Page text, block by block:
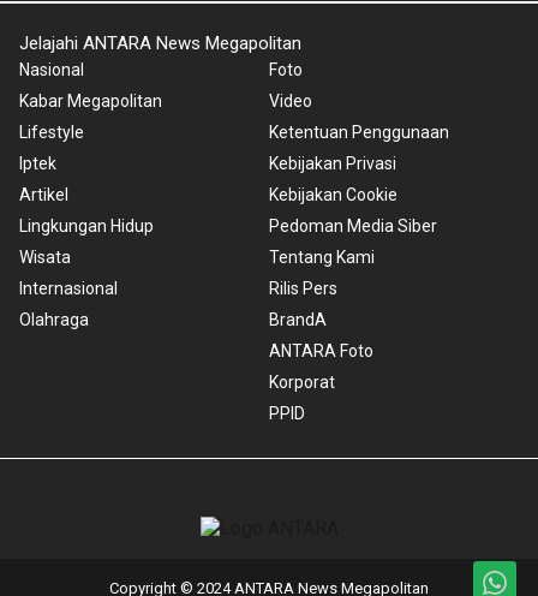
Jelajahi ANTARA News Megapolitan
Nasional
Kabar Megapolitan
Lifestyle
Iptek
Artikel
Lingkungan Hidup
Wisata
Internasional
Olahraga
Foto
Video
Ketentuan Penggunaan
Kebijakan Privasi
Kebijakan Cookie
Pedoman Media Siber
Tentang Kami
Rilis Pers
BrandA
ANTARA Foto
Korporat
PPID
Copyright © 2024 ANTARA News Megapolitan